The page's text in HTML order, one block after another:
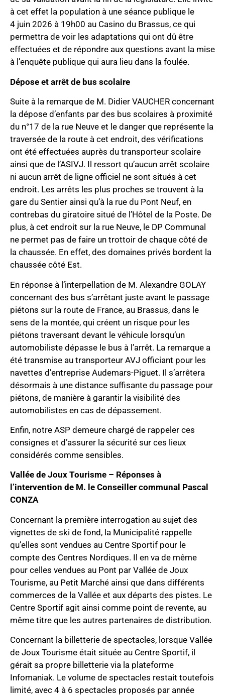
à cet effet la population à une séance publique le
4 juin 2026 à 19h00 au Casino du Brassus, ce qui
permettra de voir les adaptations qui ont dû être
effectuées et de répondre aux questions avant la mise
à l’enquête publique qui aura lieu dans la foulée.
Dépose et arrêt de bus scolaire
Suite à la remarque de M. Didier VAUCHER concernant
la dépose d’enfants par des bus scolaires à proximité
du n°17 de la rue Neuve et le danger que représente la
traversée de la route à cet endroit, des vérifications
ont été effectuées auprès du transporteur scolaire
ainsi que de l’ASIVJ. Il ressort qu’aucun arrêt scolaire
ni aucun arrêt de ligne officiel ne sont situés à cet
endroit. Les arrêts les plus proches se trouvent à la
gare du Sentier ainsi qu’à la rue du Pont Neuf, en
contrebas du giratoire situé de l’Hôtel de la Poste. De
plus, à cet endroit sur la rue Neuve, le DP Communal
ne permet pas de faire un trottoir de chaque côté de
la chaussée. En effet, des domaines privés bordent la
chaussée côté Est.
En réponse à l’interpellation de M. Alexandre GOLAY
concernant des bus s’arrêtant juste avant le passage
piétons sur la route de France, au Brassus, dans le
sens de la montée, qui créent un risque pour les
piétons traversant devant le véhicule lorsqu’un
automobiliste dépasse le bus à l’arrêt. La remarque a
été transmise au transporteur AVJ officiant pour les
navettes d’entreprise Audemars-Piguet. Il s’arrêtera
désormais à une distance suffisante du passage pour
piétons, de manière à garantir la visibilité des
automobilistes en cas de dépassement.
Enfin, notre ASP demeure chargé de rappeler ces
consignes et d’assurer la sécurité sur ces lieux
considérés comme sensibles.
Vallée de Joux Tourisme – Réponses à
l’intervention de M. le Conseiller communal Pascal
CONZA
Concernant la première interrogation au sujet des
vignettes de ski de fond, la Municipalité rappelle
qu’elles sont vendues au Centre Sportif pour le
compte des Centres Nordiques. Il en va de même
pour celles vendues au Pont par Vallée de Joux
Tourisme, au Petit Marché ainsi que dans différents
commerces de la Vallée et aux départs des pistes. Le
Centre Sportif agit ainsi comme point de revente, au
même titre que les autres partenaires de distribution.
Concernant la billetterie de spectacles, lorsque Vallée
de Joux Tourisme était située au Centre Sportif, il
gérait sa propre billetterie via la plateforme
Infomaniak. Le volume de spectacles restait toutefois
limité, avec 4 à 6 spectacles proposés par année